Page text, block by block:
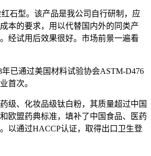
石型。该产品是我公司自行研制，应
本的要求，用以代替国内外的同类产
经试用后效果很好。市场前景一遍看
年已通过美国材料试验协会ASTM-D476
首次。
级、化妆品级钛白粉，其质量超过中国
欧盟药典标准，填补了中国食品、医药
以通过HACCP认证，取得出口卫生登